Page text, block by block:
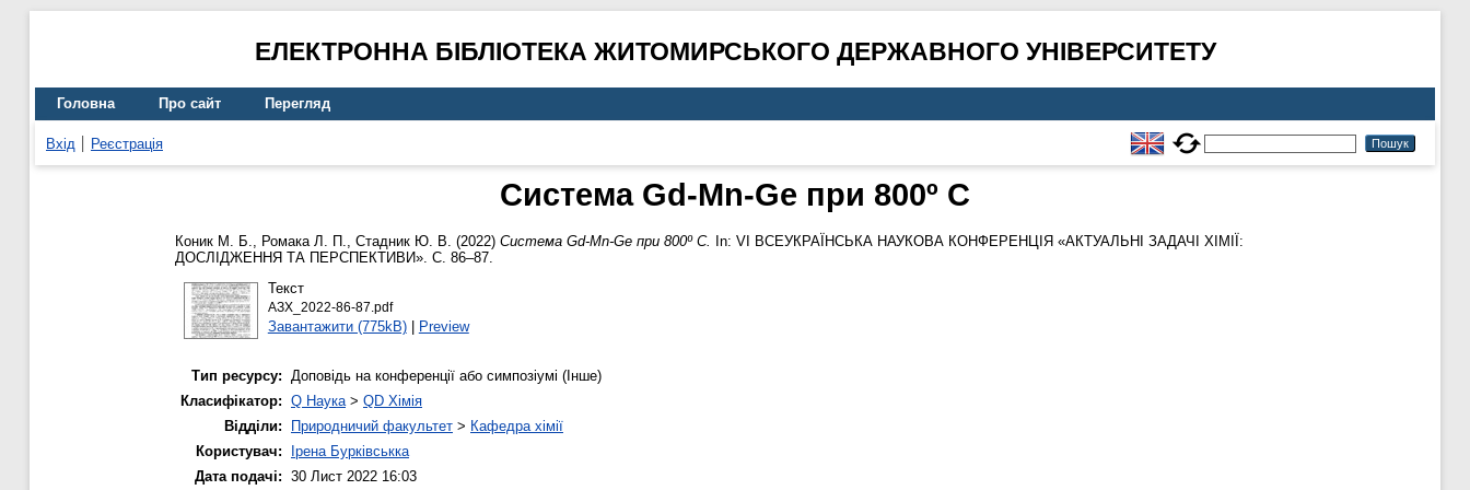
ЕЛЕКТРОННА БІБЛІОТЕКА ЖИТОМИРСЬКОГО ДЕРЖАВНОГО УНІВЕРСИТЕТУ
Головна Про сайт Перегляд
Вхід Реєстрація
Система Gd-Mn-Ge при 800º С
Коник М. Б., Ромака Л. П., Стадник Ю. В. (2022) Система Gd-Mn-Ge при 800º С.
In: VІ ВСЕУКРАЇНСЬКА НАУКОВА КОНФЕРЕНЦІЯ «АКТУАЛЬНІ ЗАДАЧІ ХІМІЇ:
ДОСЛІДЖЕННЯ ТА ПЕРСПЕКТИВИ». С. 86–87.
Текст
АЗХ_2022-86-87.pdf
Завантажити (775kB)| Preview
Тип ресурсу: Доповідь на конференції або симпозіумі (Інше)
Класифікатор: Q Наука> QD Хімія
Відділи:
Природничий факультет > Кафедра хімії
Користувач:
Ірена Бурківськка
Дата подачі: 30 Лист 2022 16:03